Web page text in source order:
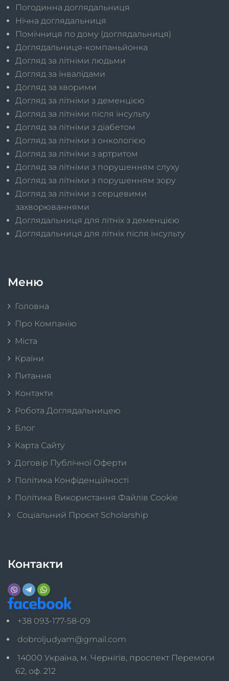
Погодинна доглядальниця
Нічна доглядальниця
Помічниця по дому (доглядальниця)
Доглядальниця-компаньйонка
Догляд за літніми людьми
Догляд за інвалідами
Догляд за хворими
Догляд за літніми з деменцією
Догляд за літніми після інсульту
Догляд за літніми з діабетом
Догляд за літніми з онкологією
Догляд за літніми з артритом
Догляд за літніми з порушенням слуху
Догляд за літніми з порушенням зору
Догляд за літніми з серцевими
захворюваннями
Доглядальниця для літніх з деменцією
Доглядальниця для літніх після інсульту
Меню
Головна
Про Компанію
Міста
Країни
Питання
Контакти
Робота Доглядальницею
Блог
Карта Сайту
Договір Публічної Оферти
Політика Конфіденційності
Політика Використання Файлів Cookie
Соціальний Проєкт Scholarship
Контакти
+38 093-177-58-09
dobroljudyam@gmail.com
14000 Україна, м. Чернігів, проспект Перемоги
62, оф. 212